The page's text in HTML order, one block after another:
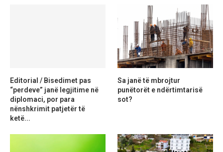
Editorial / Bisedimet pas
“perdeve” janë legjitime në
diplomaci, por para
nënshkrimit patjetër të
ketë...
Sa janë të mbrojtur
punëtorët e ndërtimtarisë
sot?